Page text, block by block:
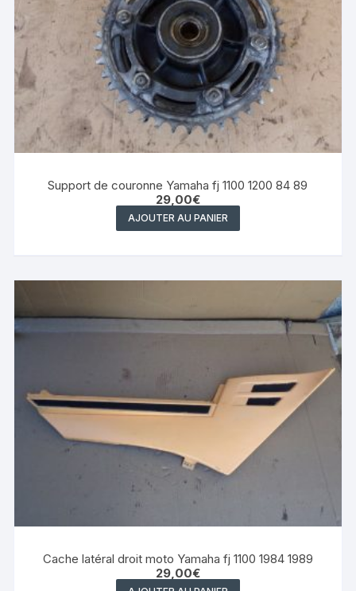
Support de couronne Yamaha fj 1100 1200 84 89
29,00€
AJOUTER AU PANIER
Cache latéral droit moto Yamaha fj 1100 1984 1989
29,00€